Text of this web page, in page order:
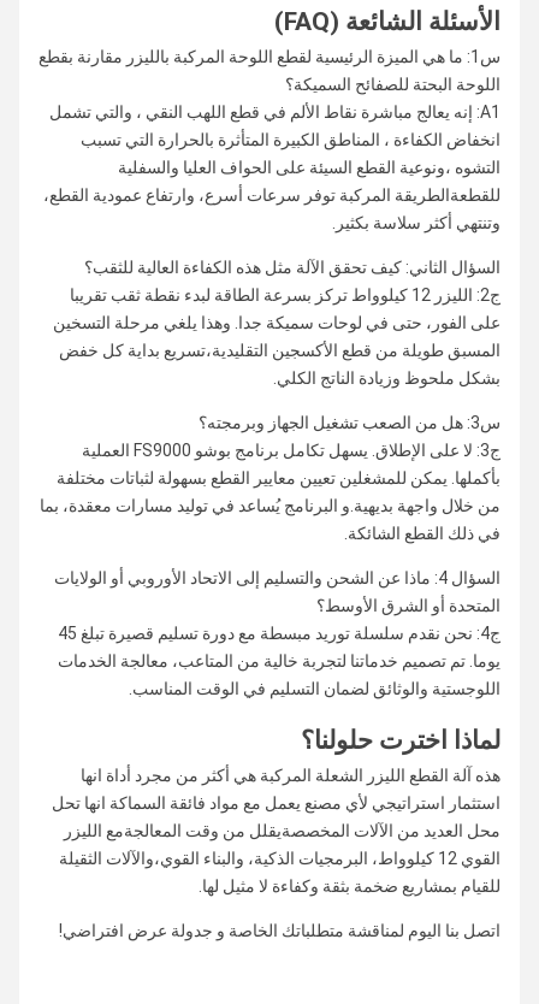
الأسئلة الشائعة (FAQ)
س1: ما هي الميزة الرئيسية لقطع اللوحة المركبة بالليزر مقارنة بقطع
اللوحة البحتة للصفائح السميكة؟
A1: إنه يعالج مباشرة نقاط الألم في قطع اللهب النقي ، والتي تشمل
انخفاض الكفاءة ، المناطق الكبيرة المتأثرة بالحرارة التي تسبب
التشوه ،ونوعية القطع السيئة على الحواف العليا والسفلية
للقطعةالطريقة المركبة توفر سرعات أسرع، وارتفاع عمودية القطع،
وتنتهي أكثر سلاسة بكثير.
السؤال الثاني: كيف تحقق الآلة مثل هذه الكفاءة العالية للثقب؟
ج2: الليزر 12 كيلوواط تركز بسرعة الطاقة لبدء نقطة ثقب تقريبا
على الفور، حتى في لوحات سميكة جدا. وهذا يلغي مرحلة التسخين
المسبق طويلة من قطع الأكسجين التقليدية،تسريع بداية كل خفض
بشكل ملحوظ وزيادة الناتج الكلي.
س3: هل من الصعب تشغيل الجهاز وبرمجته؟
ج3: لا على الإطلاق. يسهل تكامل برنامج بوشو FS9000 العملية
بأكملها. يمكن للمشغلين تعيين معايير القطع بسهولة لثباتات مختلفة
من خلال واجهة بديهية.و البرنامج يُساعد في توليد مسارات معقدة، بما
في ذلك القطع الشائكة.
السؤال 4: ماذا عن الشحن والتسليم إلى الاتحاد الأوروبي أو الولايات
المتحدة أو الشرق الأوسط؟
ج4: نحن نقدم سلسلة توريد مبسطة مع دورة تسليم قصيرة تبلغ 45
يوما. تم تصميم خدماتنا لتجربة خالية من المتاعب، معالجة الخدمات
اللوجستية والوثائق لضمان التسليم في الوقت المناسب.
لماذا اخترت حلولنا؟
هذه آلة القطع الليزر الشعلة المركبة هي أكثر من مجرد أداة انها
استثمار استراتيجي لأي مصنع يعمل مع مواد فائقة السماكة انها تحل
محل العديد من الآلات المخصصةيقلل من وقت المعالجةمع الليزر
القوي 12 كيلوواط، البرمجيات الذكية، والبناء القوي،والآلات الثقيلة
للقيام بمشاريع ضخمة بثقة وكفاءة لا مثيل لها.
اتصل بنا اليوم لمناقشة متطلباتك الخاصة و جدولة عرض افتراضي!